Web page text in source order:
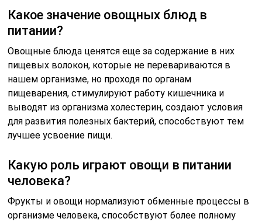
Какое значение овощных блюд в
питании?
Овощные блюда ценятся еще за содержание в них
пищевых волокон, которые не перевариваются в
нашем организме, но проходя по органам
пищеварения, стимулируют работу кишечника и
выводят из организма холестерин, создают условия
для развития полезных бактерий, способствуют тем
лучшее усвоение пищи.
Какую роль играют овощи в питании
человека?
Фрукты и овощи нормализуют обменные процессы в
организме человека, способствуют более полному